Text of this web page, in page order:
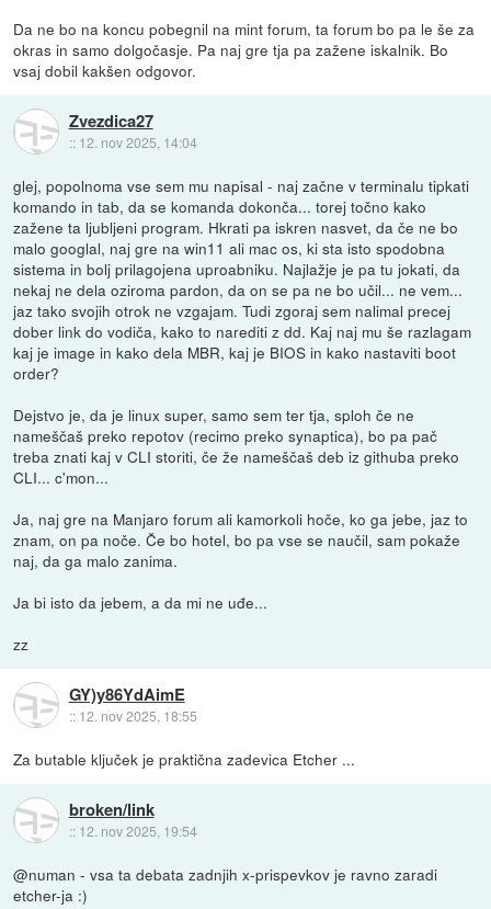
Da ne bo na koncu pobegnil na mint forum, ta forum bo pa le še za
okras in samo dolgočasje. Pa naj gre tja pa zažene iskalnik. Bo
vsaj dobil kakšen odgovor.
Zvezdica27
:: 12. nov 2025, 14:04
glej, popolnoma vse sem mu napisal - naj začne v terminalu tipkati
komando in tab, da se komanda dokonča... torej točno kako
zažene ta ljubljeni program. Hkrati pa iskren nasvet, da če ne bo
malo googlal, naj gre na win11 ali mac os, ki sta isto spodobna
sistema in bolj prilagojena uproabniku. Najlažje je pa tu jokati, da
nekaj ne dela oziroma pardon, da on se pa ne bo učil... ne vem...
jaz tako svojih otrok ne vzgajam. Tudi zgoraj sem nalimal precej
dober link do vodiča, kako to narediti z dd. Kaj naj mu še razlagam
kaj je image in kako dela MBR, kaj je BIOS in kako nastaviti boot
order?
Dejstvo je, da je linux super, samo sem ter tja, sploh če ne
nameščaš preko repotov (recimo preko synaptica), bo pa pač
treba znati kaj v CLI storiti, če že nameščaš deb iz githuba preko
CLI... c'mon...
Ja, naj gre na Manjaro forum ali kamorkoli hoče, ko ga jebe, jaz to
znam, on pa noče. Če bo hotel, bo pa vse se naučil, sam pokaže
naj, da ga malo zanima.
Ja bi isto da jebem, a da mi ne uđe...
zz
GY)y86YdAimE
:: 12. nov 2025, 18:55
Za butable ključek je praktična zadevica Etcher ...
broken/link
:: 12. nov 2025, 19:54
@numan - vsa ta debata zadnjih x-prispevkov je ravno zaradi
etcher-ja :)